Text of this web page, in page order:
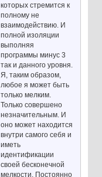
которых стремится к
полному не
взаимодействию. И
полной изоляции
выполняя
программы минус 3
так и данного уровня.
Я, таким образом,
любое я может быть
только мелким.
Только совершено
незначительным. И
оно может находится
внутри самого себя и
иметь
идентификации
своей бесконечной
мелкости. Постоянно